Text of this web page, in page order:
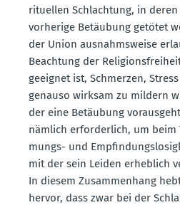
rituellen Schlachtung, in
vorherige Betäubung getötet
der Union ausnahms­weise
Beachtung der
geeignet ist, Schmerzen,
genauso wirksam zu mildern
der eine Betäubung
nämlich erfor­derlich, um
mungs- und
mit der sein Leiden erheblich
In diesem Zusam­menhang
hervor, dass zwar bei der